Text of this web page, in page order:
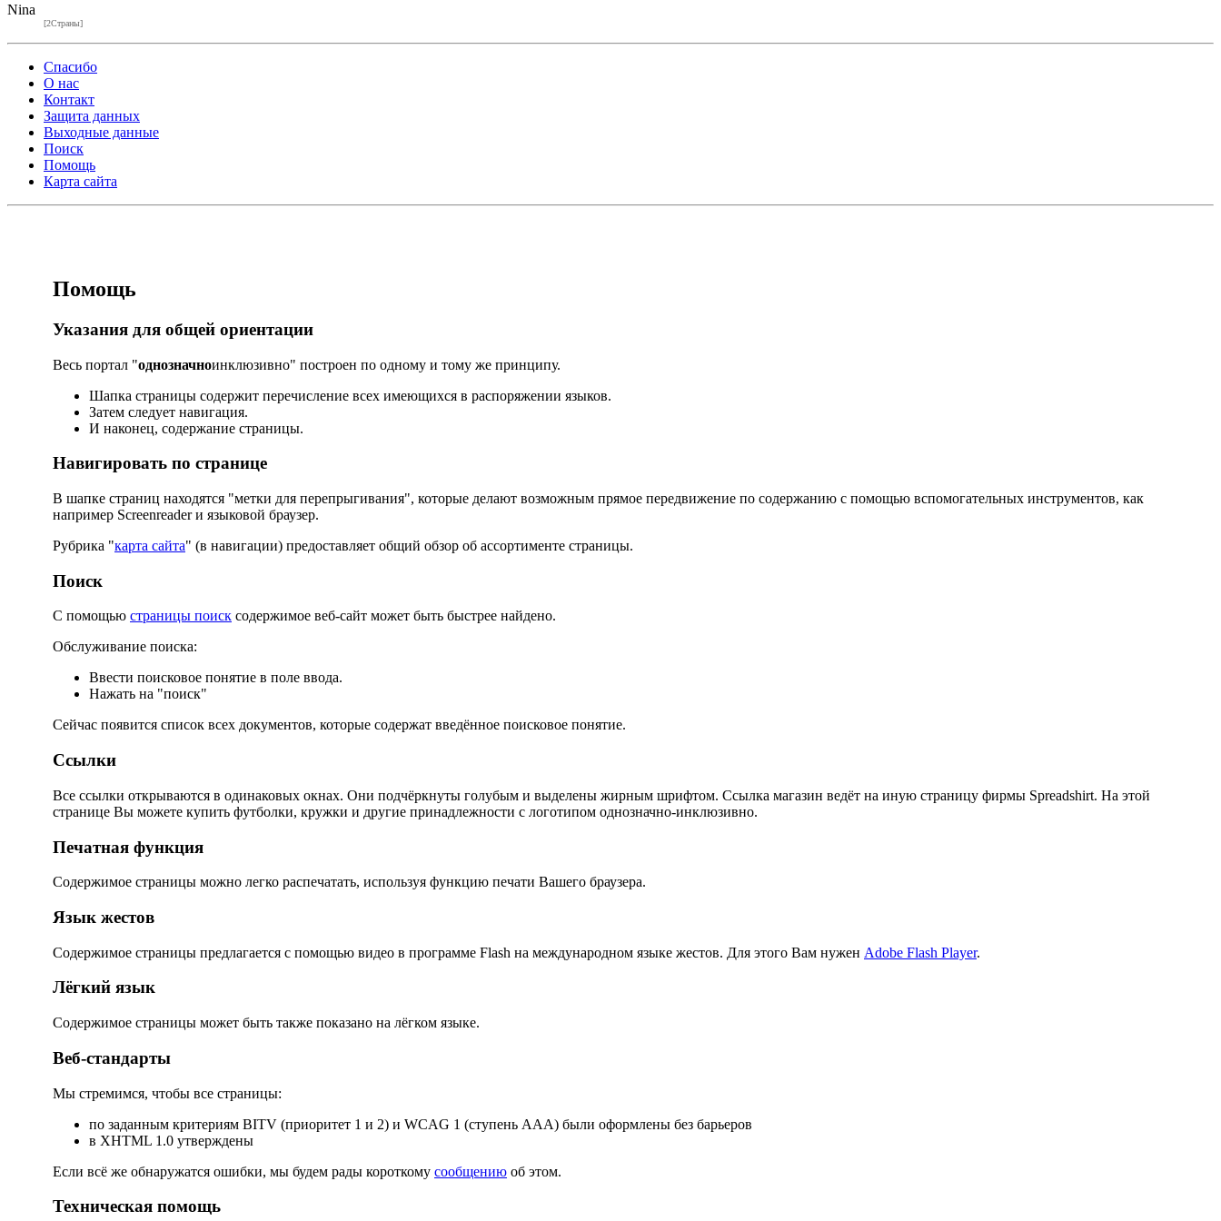
Nina
[2Страны]
Спасибо
О нас
Контакт
Защита данных
Выходные данные
Поиск
Помощь
Карта сайта
Помощь
Указания для общей ориентации
Весь портал "однозначноинклюзивно" построен по одному и тому же принципу.
Шапка страницы содержит перечисление всех имеющихся в распоряжении языков.
Затем следует навигация.
И наконец, содержание страницы.
Навигировать по странице
В шапке страниц находятся "метки для перепрыгивания", которые делают возможным прямое передвижение по содержанию с помощью вспомогательных инструментов, как
например Screenreader и языковой браузер.
Рубрика "карта сайта" (в навигации) предоставляет общий обзор об ассортименте страницы.
Поиск
С помощью страницы поиск содержимое веб-сайт может быть быстрее найдено.
Обслуживание поиска:
Ввести поисковое понятие в поле ввода.
Нажать на "поиск"
Сейчас появится список всех документов, которые содержат введённое поисковое понятие.
Ссылки
Все ссылки открываются в одинаковых окнах. Они подчёркнуты голубым и выделены жирным шрифтом. Ссылка магазин ведёт на иную страницу фирмы Spreadshirt. На этой
странице Вы можете купить футболки, кружки и другие принадлежности с логотипом однозначно-инклюзивно.
Печатная функция
Содержимое страницы можно легко распечатать, используя функцию печати Вашего браузера.
Язык жестов
Содержимое страницы предлагается с помощью видео в программе Flash на международном языке жестов. Для этого Вам нужен Adobe Flash Player.
Лёгкий язык
Содержимое страницы может быть также показано на лёгком языке.
Веб-стандарты
Мы стремимся, чтобы все страницы:
по заданным критериям BITV (приоритет 1 и 2) и WCAG 1 (ступень AAA) были оформлены без барьеров
в XHTML 1.0 утверждены
Если всё же обнаружатся ошибки, мы будем рады короткому сообщению об этом.
Техническая помощь